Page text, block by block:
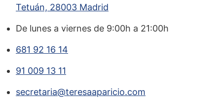
Tetuán, 28003 Madrid
De lunes a viernes de 9:00h a 21:00h
681 92 16 14
91 009 13 11
secretaria@teresaaparicio.com